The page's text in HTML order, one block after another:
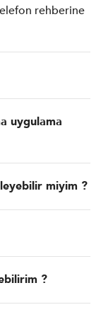
rehberine
uygulama
miyim ?
?